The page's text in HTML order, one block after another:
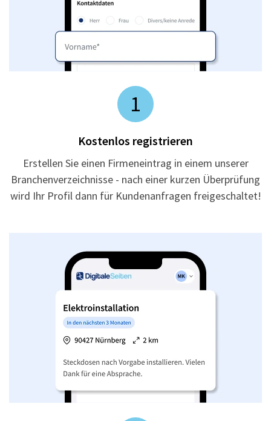
1
Kostenlos registrieren
Erstellen Sie einen Firmeneintrag in einem unserer
Branchenverzeichnisse - nach einer kurzen Überprüfung
wird Ihr Profil dann für Kundenanfragen freigeschaltet!